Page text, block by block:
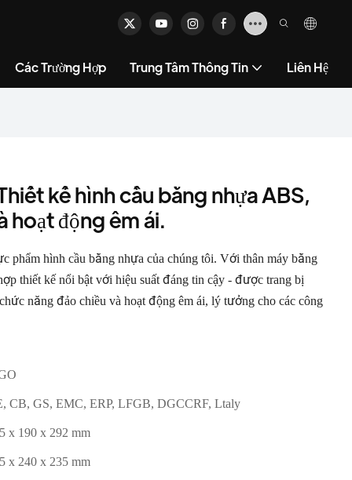
Các Trường Hợp Trung Tâm Thông Tin Liên Hệ
kế hình cầu bằng nhựa ABS,
hoạt động êm ái.
phẩm hình cầu bằng nhựa của chúng tôi. Với thân máy bằng
thiết kế nổi bật với hiệu suất đáng tin cậy - được trang bị
năng đảo chiều và hoạt động êm ái, lý tưởng cho các công
CB, GS, EMC, ERP, LFGB, DGCCRF, Ltaly
x 190 x 292 mm
x 240 x 235 mm